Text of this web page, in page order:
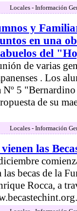
Locales - Información
y
en una
del
de varias
. Los
Nº 5
de su
Locales - Información
vienen las
las becas de la
Rocca, a